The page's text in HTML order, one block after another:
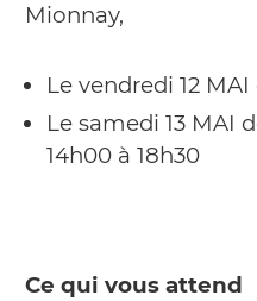
Mionnay,
Le vendredi 12
Le samedi 13 MAI
14h00 à 18h30
Ce qui vous attend